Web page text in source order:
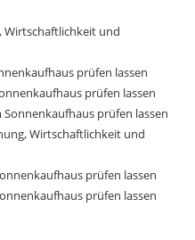
Wirtschaftlichkeit und
prüfen lassen
prüfen lassen
prüfen lassen
Wirtschaftlichkeit und
prüfen lassen
prüfen lassen